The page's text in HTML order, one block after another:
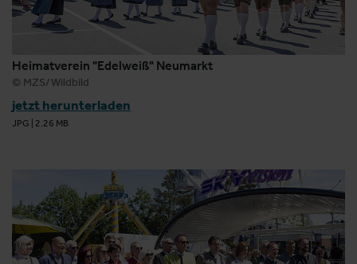
Heimatverein "Edelweiß" Neumarkt
© MZS/Wildbild
jetzt herunterladen
JPG 2.26 MB